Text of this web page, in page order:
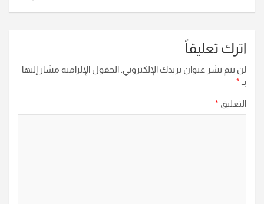
اترك تعليقاً
لن يتم نشر عنوان بريدك الإلكتروني. الحقول الإلزامية مشار إليها
بـ *
التعليق *